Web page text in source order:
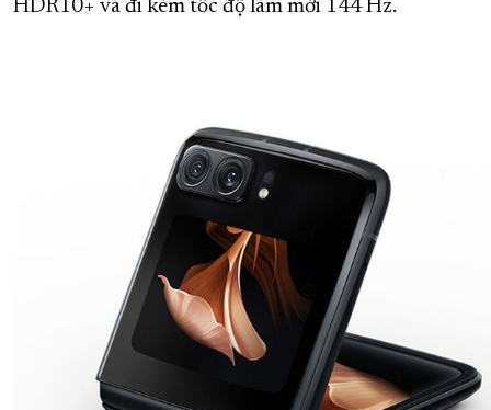
HDR10+ và đi kèm tốc độ làm mới 144 Hz.